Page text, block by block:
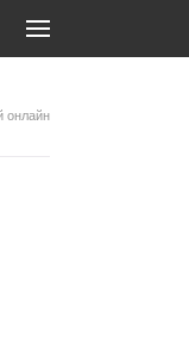
онлайн